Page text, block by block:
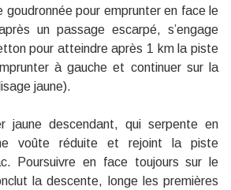
goudronnée pour emprunter en face le
un passage escarpé, s’engage
pour atteindre après 1 km la piste
à gauche et continuer sur la
jaune).
jaune descendant, qui serpente en
voûte réduite et rejoint la piste
Poursuivre en face toujours sur le
la descente, longe les premières